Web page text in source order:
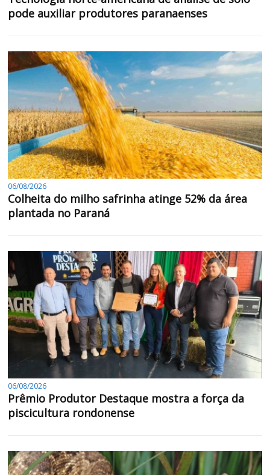
pode auxiliar produtores paranaenses
06/08/2026
Colheita do milho safrinha atinge 52% da área
plantada no Paraná
06/08/2026
Prêmio Produtor Destaque mostra a força da
piscicultura rondonense